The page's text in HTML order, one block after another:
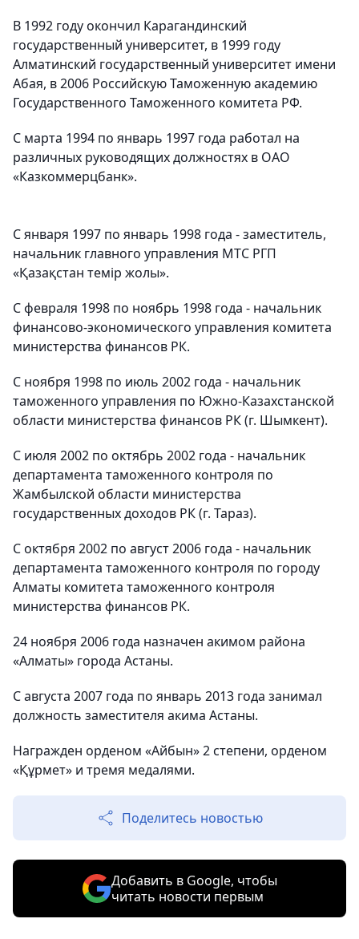
В 1992 году окончил Карагандинский
государственный университет, в 1999 году
Алматинский государственный университет имени
Абая, в 2006 Российскую Таможенную академию
Государственного Таможенного комитета РФ.
С марта 1994 по январь 1997 года работал на
различных руководящих должностях в ОАО
«Казкоммерцбанк».
С января 1997 по январь 1998 года - заместитель,
начальник главного управления МТС РГП
«Қазақстан темір жолы».
С февраля 1998 по ноябрь 1998 года - начальник
финансово-экономического управления комитета
министерства финансов РК.
С ноября 1998 по июль 2002 года - начальник
таможенного управления по Южно-Казахстанской
области министерства финансов РК (г. Шымкент).
С июля 2002 по октябрь 2002 года - начальник
департамента таможенного контроля по
Жамбылской области министерства
государственных доходов РК (г. Тараз).
С октября 2002 по август 2006 года - начальник
департамента таможенного контроля по городу
Алматы комитета таможенного контроля
министерства финансов РК.
24 ноября 2006 года назначен акимом района
«Алматы» города Астаны.
С августа 2007 года по январь 2013 года занимал
должность заместителя акима Астаны.
Награжден орденом «Айбын» 2 степени, орденом
«Құрмет» и тремя медалями.
Поделитесь новостью
Добавить в Google, чтобы
читать новости первым